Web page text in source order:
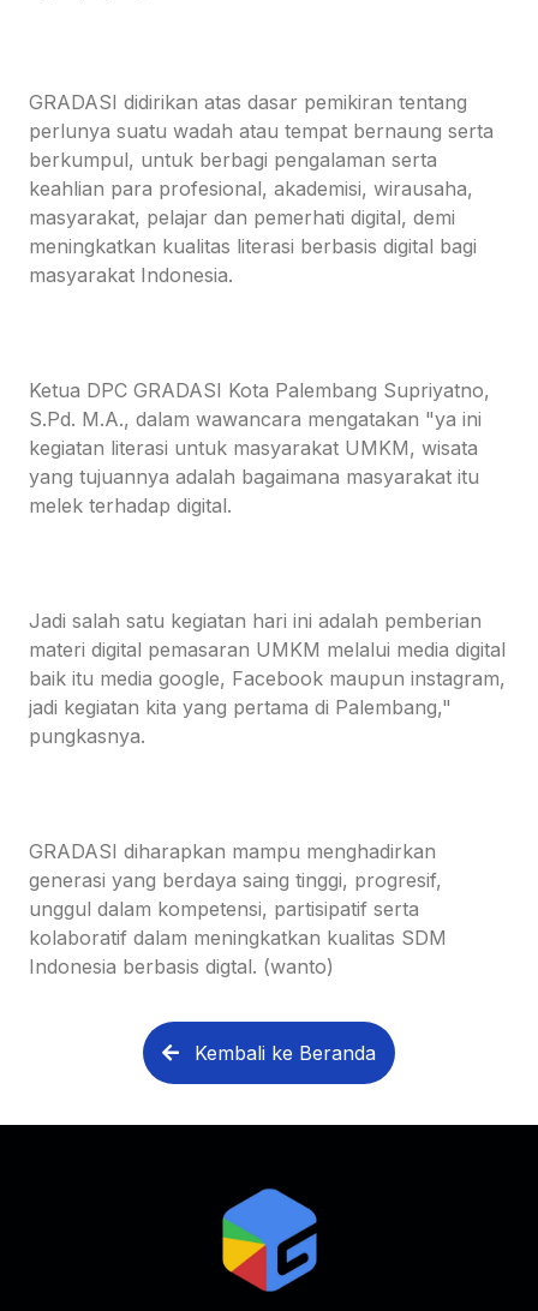
GRADASI didirikan atas dasar pemikiran tentang
perlunya suatu wadah atau tempat bernaung serta
berkumpul, untuk berbagi pengalaman serta
keahlian para profesional, akademisi, wirausaha,
masyarakat, pelajar dan pemerhati digital, demi
meningkatkan kualitas literasi berbasis digital bagi
masyarakat Indonesia.
Ketua DPC GRADASI Kota Palembang Supriyatno,
S.Pd. M.A., dalam wawancara mengatakan "ya ini
kegiatan literasi untuk masyarakat UMKM, wisata
yang tujuannya adalah bagaimana masyarakat itu
melek terhadap digital.
Jadi salah satu kegiatan hari ini adalah pemberian
materi digital pemasaran UMKM melalui media digital
baik itu media google, Facebook maupun instagram,
jadi kegiatan kita yang pertama di Palembang,"
pungkasnya.
GRADASI diharapkan mampu menghadirkan
generasi yang berdaya saing tinggi, progresif,
unggul dalam kompetensi, partisipatif serta
kolaboratif dalam meningkatkan kualitas SDM
Indonesia berbasis digtal. (wanto)
Kembali ke Beranda